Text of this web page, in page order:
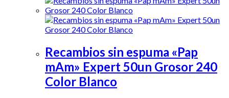
Recambios sin espuma «Pap
mAm» Expert 50un Grosor 240
Color Blanco